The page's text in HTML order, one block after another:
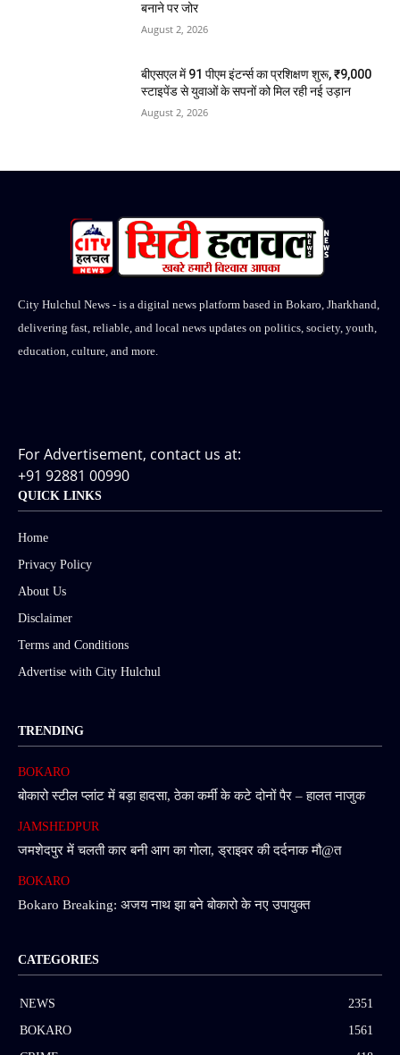
बनाने पर जोर
August 2, 2026
बीएसएल में 91 पीएम इंटर्न्स का प्रशिक्षण शुरू, ₹9,000
स्टाइपेंड से युवाओं के सपनों को मिल रही नई उड़ान
August 2, 2026
City Hulchul News - is a digital news platform based in Bokaro, Jharkhand,
delivering fast, reliable, and local news updates on politics, society, youth,
education, culture, and more.
For Advertisement, contact us at:
+91 92881 00990
QUICK LINKS
Home
Privacy Policy
About Us
Disclaimer
Terms and Conditions
Advertise with City Hulchul
TRENDING
BOKARO
बोकारो स्टील प्लांट में बड़ा हादसा, ठेका कर्मी के कटे दोनों पैर – हालत नाजुक
JAMSHEDPUR
जमशेदपुर में चलती कार बनी आग का गोला, ड्राइवर की दर्दनाक मौ@त
BOKARO
Bokaro Breaking: अजय नाथ झा बने बोकारो के नए उपायुक्त
CATEGORIES
NEWS
2351
BOKARO
1561